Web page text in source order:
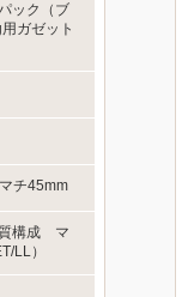
ック（ブ
ガゼット
チ45mm
質構成 マ
LL）